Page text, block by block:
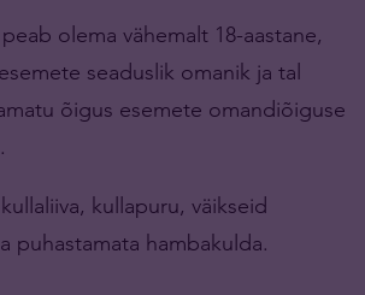
olema vähemalt 18-aastane,
seaduslik omanik ja tal
õigus esemete omandiõiguse
kullapuru, väikseid
puhastamata hambakulda.